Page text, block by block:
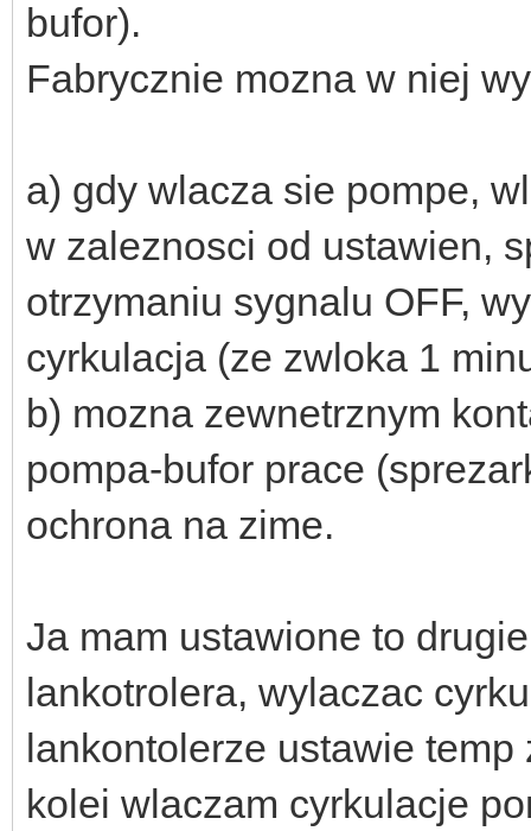
bufor).
Fabrycznie mozna w niej
a) gdy wlacza sie pompe,
w zaleznosci od ustawien,
otrzymaniu sygnalu OFF,
cyrkulacja (ze zwloka 1
b) mozna zewnetrznym
pompa-bufor prace
ochrona na zime.
Ja mam ustawione to
lankotrolera, wylaczac
lankontolerze ustawie
kolei wlaczam cyrkulacje